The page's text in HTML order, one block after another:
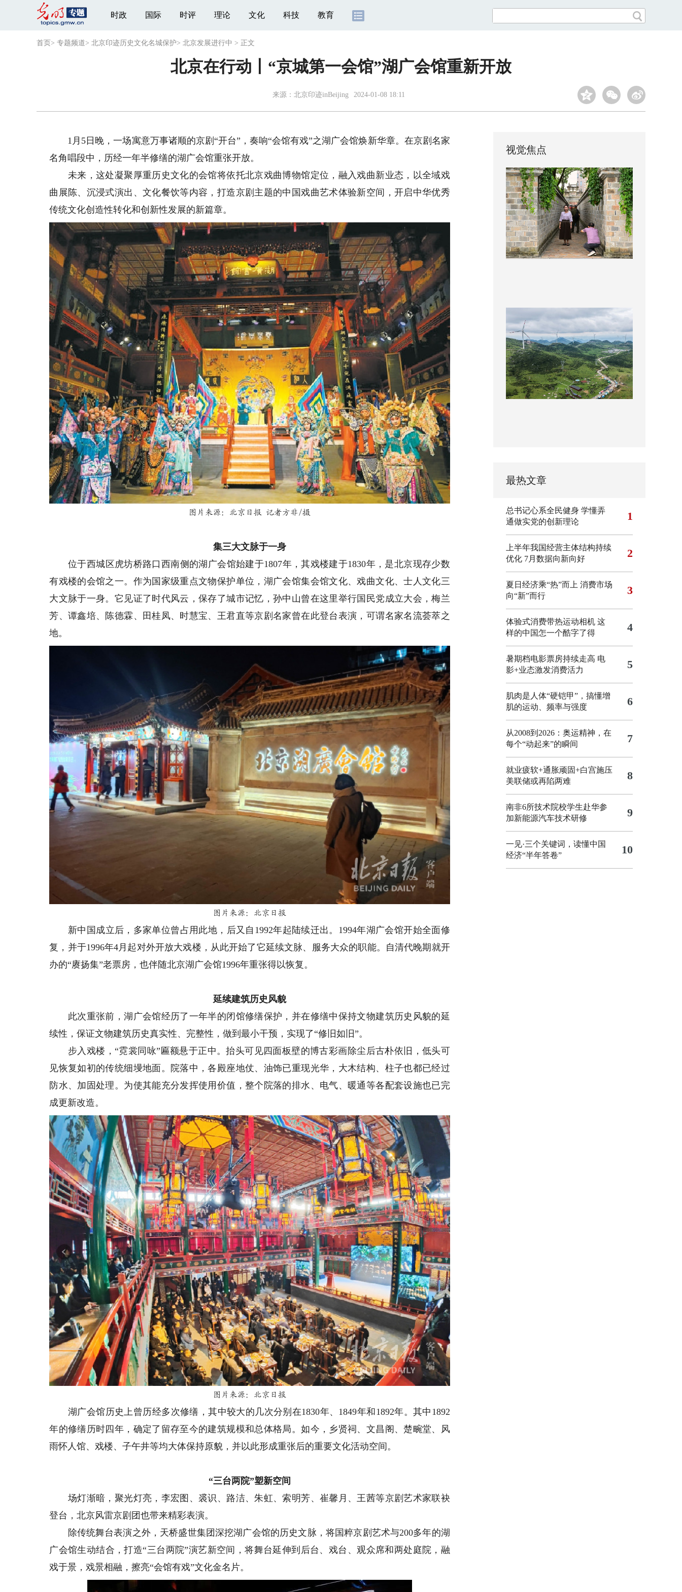
时政 国际 时评 理论 文化 科技 教育
首页 > 专题频道> 北京印迹历史文化名城保护> 北京发展进行中 > 正文
北京在行动丨“京城第一会馆”湖广会馆重新开放
来源：北京印迹inBeijing 2024-01-08 18:11
1月5日晚，一场寓意万事诸顺的京剧“开台”，奏响“会馆有戏”之湖广会馆焕新华章。在京剧名家
名角唱段中，历经一年半修缮的湖广会馆重张开放。
未来，这处凝聚厚重历史文化的会馆将依托北京戏曲博物馆定位，融入戏曲新业态，以全域戏
曲展陈、沉浸式演出、文化餐饮等内容，打造京剧主题的中国戏曲艺术体验新空间，开启中华优秀
传统文化创造性转化和创新性发展的新篇章。
图片来源：北京日报 记者方非/摄
集三大文脉于一身
位于西城区虎坊桥路口西南侧的湖广会馆始建于1807年，其戏楼建于1830年，是北京现存少数
有戏楼的会馆之一。作为国家级重点文物保护单位，湖广会馆集会馆文化、戏曲文化、士人文化三
大文脉于一身。它见证了时代风云，保存了城市记忆，孙中山曾在这里举行国民党成立大会，梅兰
芳、谭鑫培、陈德霖、田桂凤、时慧宝、王君直等京剧名家曾在此登台表演，可谓名家名流荟萃之
地。
图片来源：北京日报
新中国成立后，多家单位曾占用此地，后又自1992年起陆续迁出。1994年湖广会馆开始全面修
复，并于1996年4月起对外开放大戏楼，从此开始了它延续文脉、服务大众的职能。自清代晚期就开
办的“赓扬集”老票房，也伴随北京湖广会馆1996年重张得以恢复。
延续建筑历史风貌
此次重张前，湖广会馆经历了一年半的闭馆修缮保护，并在修缮中保持文物建筑历史风貌的延
续性，保证文物建筑历史真实性、完整性，做到最小干预，实现了“修旧如旧”。
步入戏楼，“霓裳同咏”匾额悬于正中。抬头可见四面板壁的博古彩画除尘后古朴依旧，低头可
见恢复如初的传统细墁地面。院落中，各殿座地仗、油饰已重现光华，大木结构、柱子也都已经过
防水、加固处理。为使其能充分发挥使用价值，整个院落的排水、电气、暖通等各配套设施也已完
成更新改造。
图片来源：北京日报
湖广会馆历史上曾历经多次修缮，其中较大的几次分别在1830年、1849年和1892年。其中1892
年的修缮历时四年，确定了留存至今的建筑规模和总体格局。如今，乡贤祠、文昌阁、楚畹堂、风
雨怀人馆、戏楼、子午井等均大体保持原貌，并以此形成重张后的重要文化活动空间。
“三台两院”塑新空间
场灯渐暗，聚光灯亮，李宏图、裘识、路洁、朱虹、索明芳、崔馨月、王茜等京剧艺术家联袂
登台，北京风雷京剧团也带来精彩表演。
除传统舞台表演之外，天桥盛世集团深挖湖广会馆的历史文脉，将国粹京剧艺术与200多年的湖
广会馆生动结合，打造“三台两院”演艺新空间，将舞台延伸到后台、戏台、观众席和两处庭院，融
戏于景，戏景相融，擦亮“会馆有戏”文化金名片。
视觉焦点
最热文章
总书记心系全民健身 学懂弄
通做实党的创新理论
1
上半年我国经营主体结构持续
优化 7月数据向新向好 2
夏日经济乘“热”而上 消费市场
向“新”而行
3
体验式消费带热运动相机 这
样的中国怎一个酷字了得
4
暑期档电影票房持续走高 电
影+业态激发消费活力
5
肌肉是人体“硬铠甲”，搞懂增
肌的运动、频率与强度
6
从2008到2026：奥运精神，在
每个“动起来”的瞬间
7
就业疲软+通胀顽固+白宫施压
美联储或再陷两难
8
南非6所技术院校学生赴华参
加新能源汽车技术研修
9
一见·三个关键词，读懂中国
经济“半年答卷”
10